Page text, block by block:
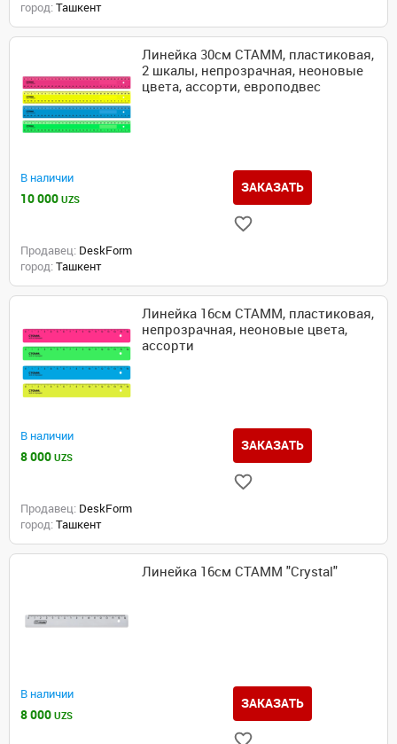
город: Ташкент
Линейка 30см СТАММ, пластиковая,
2 шкалы, непрозрачная, неоновые
цвета, ассорти, европодвес
В наличии
10 000 UZS
ЗАКАЗАТЬ
Продавец: DeskForm
город: Ташкент
Линейка 16см СТАММ, пластиковая,
непрозрачная, неоновые цвета,
ассорти
В наличии
8 000 UZS
ЗАКАЗАТЬ
Продавец: DeskForm
город: Ташкент
Линейка 16см СТАММ "Crystal"
В наличии
8 000 UZS
ЗАКАЗАТЬ